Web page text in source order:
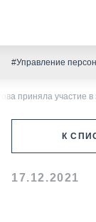
#Управление
приняла участие
К
17.12.2021